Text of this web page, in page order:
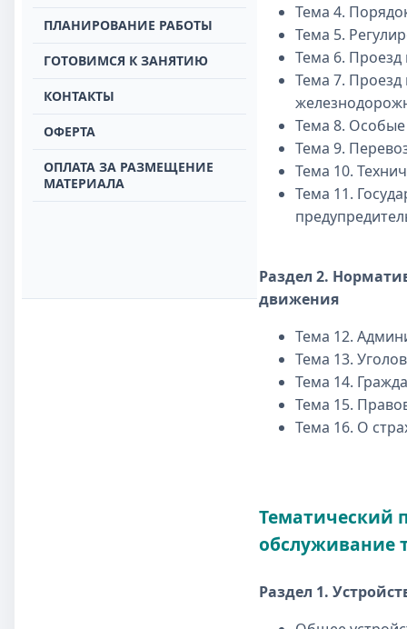
ПЛАНИРОВАНИЕ РАБОТЫ
ГОТОВИМСЯ К ЗАНЯТИЮ
КОНТАКТЫ
ОФЕРТА
ОПЛАТА ЗА РАЗМЕЩЕНИЕ
МАТЕРИАЛА
Тема 4.
Тема 5.
Тема 6. Проезд
Тема 7.
Тема 8.
Тема 9.
Тема 10.
Тема 11.
Раздел 2.
движения
Тема 12.
Тема 13.
Тема 14.
Тема 15.
Тема 16. О
Тематический
обслуживание
Раздел 1.